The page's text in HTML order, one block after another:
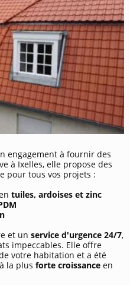
engagement à fournir des
à Ixelles, elle propose des
pour tous vos projets :
tuiles, ardoises et zinc
et un service d'urgence 24/7,
impeccables. Elle offre
votre habitation et a été
la plus forte croissance en